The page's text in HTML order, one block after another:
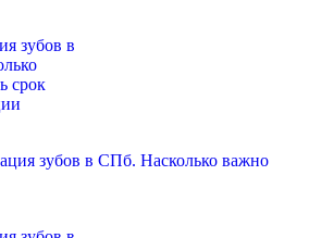
зубов в СПб. Насколько важно